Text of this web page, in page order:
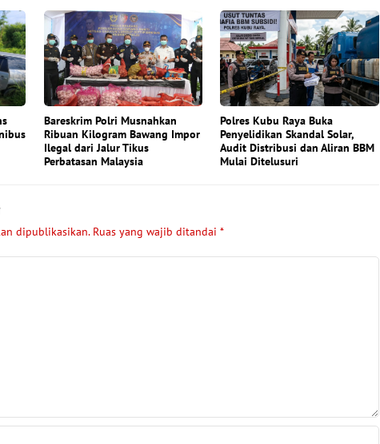
Bareskrim Polri Musnahkan
Ribuan Kilogram Bawang Impor
Ilegal dari Jalur Tikus
Perbatasan Malaysia
Polres Kubu Raya Buka
Penyelidikan Skandal Solar,
Audit Distribusi dan Aliran BBM
Mulai Ditelusuri
dipublikasikan. Ruas yang wajib ditandai *